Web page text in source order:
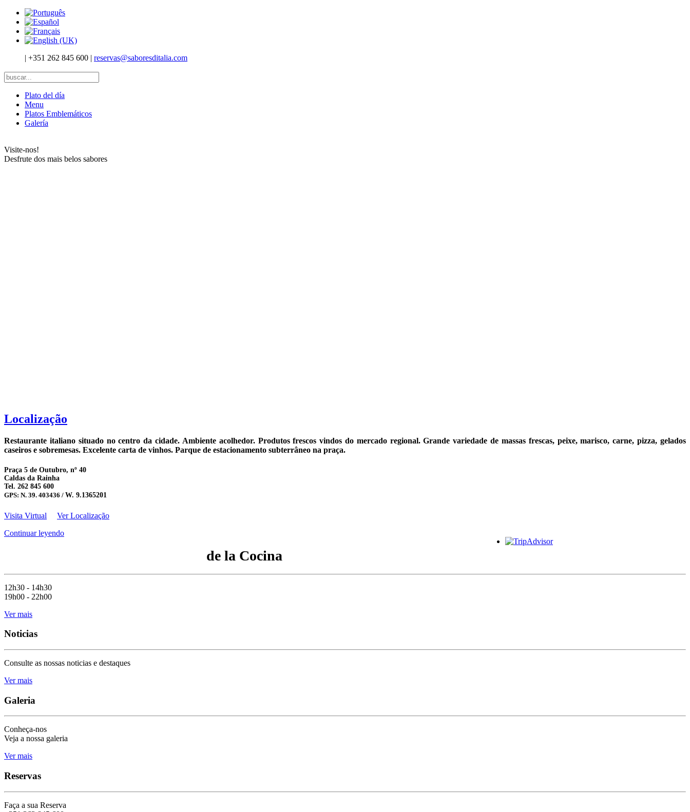
| +351 262 845 600 | reservas@saboresditalia.com
Plato del día
Menu
Platos Emblemáticos
Galería
Visite-nos!
Desfrute dos mais belos sabores
Localização
Restaurante italiano situado no centro da cidade. Ambiente acolhedor. Produtos frescos vindos do mercado regional. Grande variedade de massas frescas, peixe, marisco, carne, pizza, gelados
caseiros e sobremesas. Excelente carta de vinhos. Parque de estacionamento subterrâneo na praça.
Praça 5 de Outubro, nº 40
Caldas da Rainha
Tel. 262 845 600
GPS: N. 39. 403436 / W. 9.1365201
Visita Virtual
Ver Localização
Continuar leyendo
de la Cocina
12h30 - 14h30
19h00 - 22h00
Ver mais
Noticias
Consulte as nossas noticias e destaques
Ver mais
Galeria
Conheça-nos
Veja a nossa galeria
Ver mais
Reservas
Faça a sua Reserva